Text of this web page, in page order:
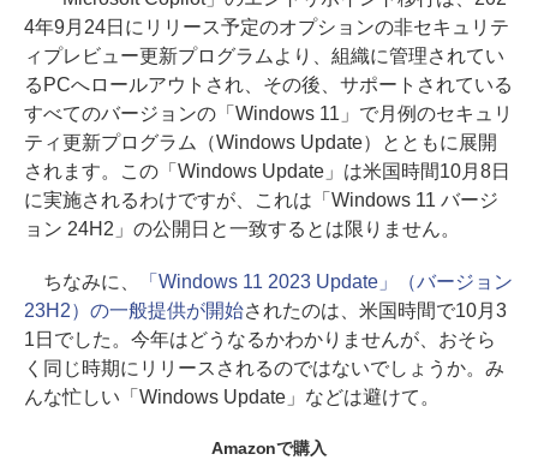
4年9月24日にリリース予定のオプションの非セキュリテ
ィプレビュー更新プログラムより、組織に管理されてい
るPCへロールアウトされ、その後、サポートされている
すべてのバージョンの「Windows 11」で月例のセキュリ
ティ更新プログラム（Windows Update）とともに展開
されます。この「Windows Update」は米国時間10月8日
に実施されるわけですが、これは「Windows 11 バージ
ョン 24H2」の公開日と一致するとは限りません。
ちなみに、
「Windows 11 2023 Update」（バージョン
23H2）の一般提供が開始されたのは、米国時間で10月3
1日でした。今年はどうなるかわかりませんが、おそら
く同じ時期にリリースされるのではないでしょうか。み
んな忙しい「Windows Update」などは避けて。
Amazonで購入